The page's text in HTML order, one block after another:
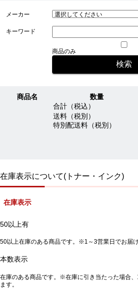
メーカー
キーワード
商品のみ
商品名 数量
合計（税込）
送料（税別）
特別配送料（税別）
在庫表示について(トナー・インク)
在庫表示
50以上有
50以上在庫のある商品です。※1～3営業日でお届け
本数表示
在庫のある商品です。※在庫に引き当たった場合
ます。